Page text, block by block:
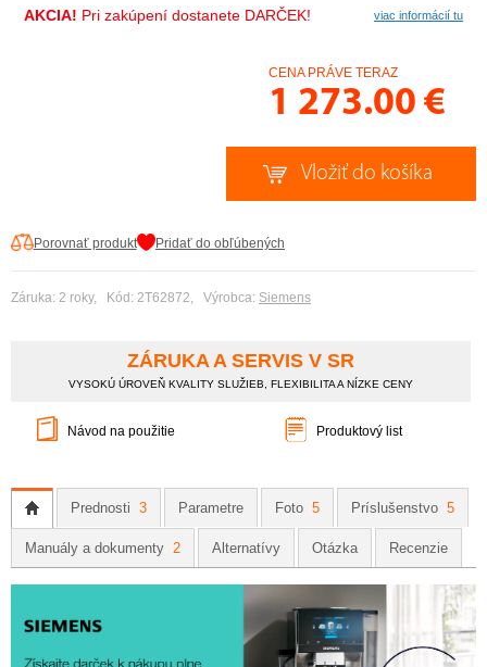
AKCIA! Pri zakúpení dostanete DARČEK! viac informácií tu
CENA PRÁVE TERAZ
1 273.00 €
Porovnať produkt Pridať do obľúbených
Záruka: 2 roky, Kód: 2T62872, Výrobca: Siemens
ZÁRUKA A SERVIS V SR
VYSOKÚ ÚROVEŇ KVALITY SLUŽIEB, FLEXIBILITA A NÍZKE CENY
Návod na použitie Produktový list
Prednosti 3 Parametre Foto 5 Príslušenstvo 5
Manuály a dokumenty 2 Alternatívy Otázka Recenzie